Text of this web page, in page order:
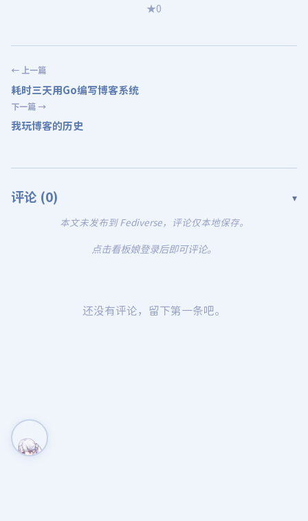
★0
← 上一篇
耗时三天用Go编写博客系统
下一篇 →
我玩博客的历史
评论 (0) ▾
本文未发布到 Fediverse，评论仅本地保存。
点击看板娘登录后即可评论。
还没有评论，留下第一条吧。